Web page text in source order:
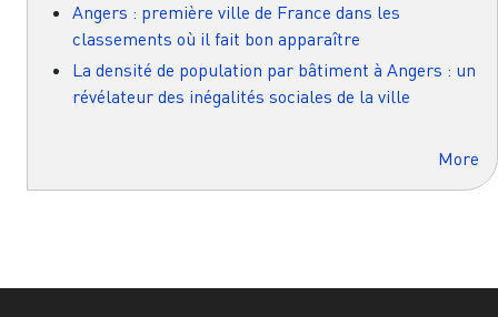
Angers : première ville de France dans les
classements où il fait bon apparaître
La densité de population par bâtiment à Angers : un
révélateur des inégalités sociales de la ville
More